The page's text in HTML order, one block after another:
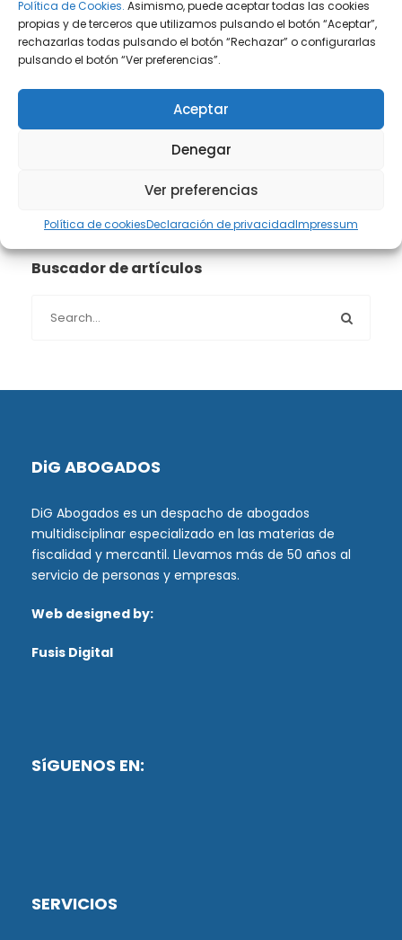
Política de Cookies. Asimismo, puede aceptar todas las cookies
propias y de terceros que utilizamos pulsando el botón “Aceptar”,
rechazarlas todas pulsando el botón “Rechazar” o configurarlas
pulsando el botón “Ver preferencias”.
Aceptar
Denegar
Ver preferencias
Política de cookiesDeclaración de privacidadImpressum
Prensa(2)
Propiedad intelectual e industrial(13)
(24)
Buscador de artículos
DiG ABOGADOS
DiG Abogados es un despacho de abogados
multidisciplinar especializado en las materias de
fiscalidad y mercantil. Llevamos más de 50 años al
servicio de personas y empresas.
Web designed by:
Fusis Digital
SíGUENOS EN:
SERVICIOS